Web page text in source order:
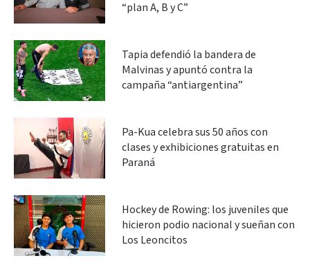
“plan A, B y C”
Tapia defendió la bandera de
Malvinas y apuntó contra la
campaña “antiargentina”
Pa-Kua celebra sus 50 años con
clases y exhibiciones gratuitas en
Paraná
Hockey de Rowing: los juveniles que
hicieron podio nacional y sueñan con
Los Leoncitos